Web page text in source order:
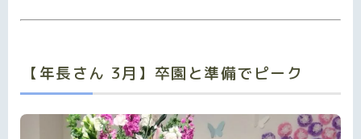
【年長さん 3月】卒園と準備でピーク